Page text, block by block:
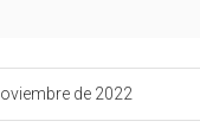
de 2022